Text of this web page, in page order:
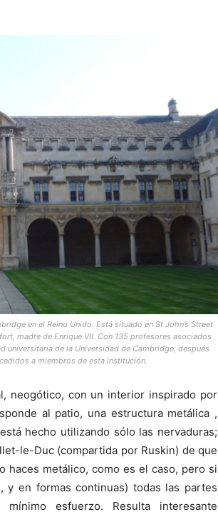
en el Reino Unido. Está situado en St John’s Street
madre de Enrique VII. Con 135 profesores asociados
de la Universidad de Cambridge, después
a miembros de esta institución.
neogótico, con un interior inspirado por
al patio, una estructura metálica ,
hecho utilizando sólo las nervaduras;
le-Duc (compartida por Ruskin) de que
haces metálico, como es el caso, pero si
en formas continuas) todas las partes
esfuerzo. Resulta interesante